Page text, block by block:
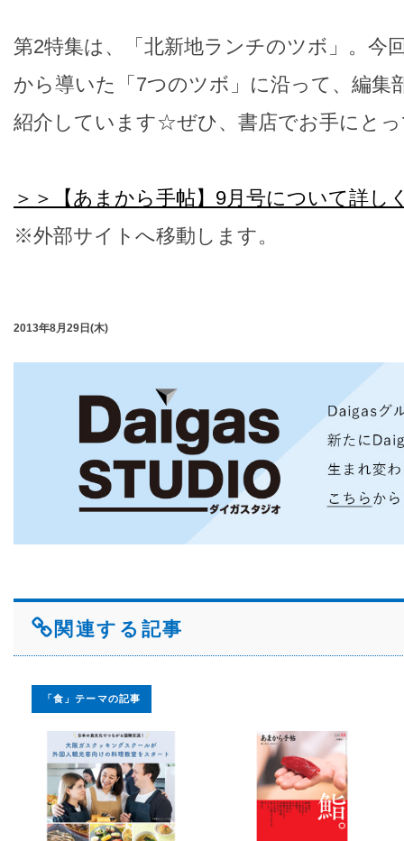
第2特集は、「北新地ランチのツボ」。今
から導いた「7つのツボ」に沿って、編集
紹介しています☆ぜひ、書店でお手にと
＞＞【あまから手帖】9月号について詳し
※外部サイトへ移動します。
2013年8月29日(木)
関連する記事
「食」テーマの記事